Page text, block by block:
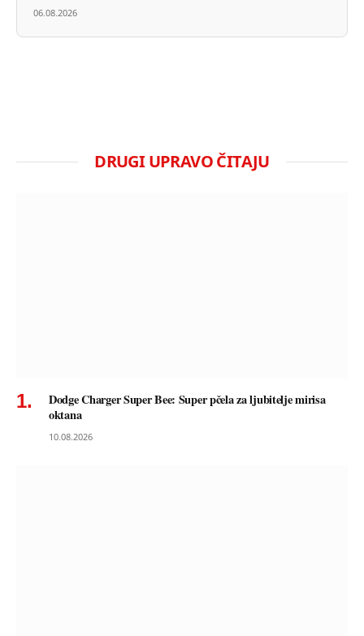
06.08.2026
DRUGI UPRAVO ČITAJU
Dodge Charger Super Bee: Super pčela za ljubitelje mirisa
oktana
10.08.2026